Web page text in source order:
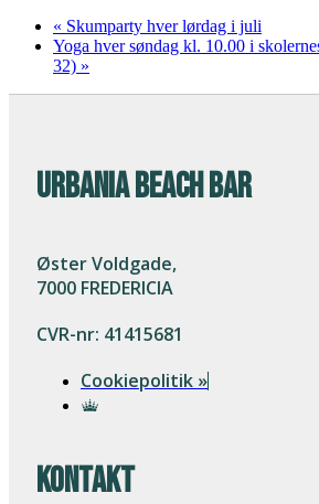
« Skumparty hver lørdag i juli
Yoga hver søndag kl. 10.00 i
32) »
URBANIA BEACH BAR
Øster Voldgade,
7000 FREDERICIA
CVR-nr: 41415681
Cookiepolitik »
Kontakt